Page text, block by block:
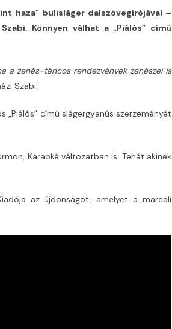
haza” bulisláger dalszövegírójával –
Könnyen válhat a „Piálós” című
a zenés-táncos rendezvények zenészei is
Szabi.
című slágergyanús szerzeményét
Karaoké változatban is. Tehát akinek
az újdonságot, amelyet a marcali